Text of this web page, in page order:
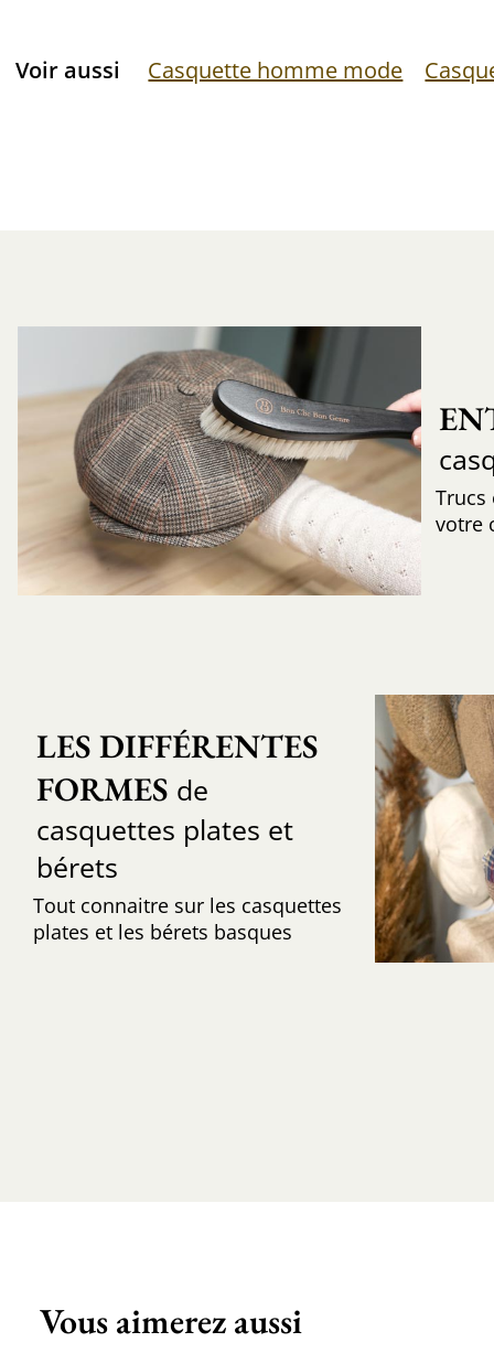
Voir aussi Casquette homme mode
votre
LES DIFFÉRENTES
FORMES de
casquettes plates et
bérets
Tout connaitre sur les casquettes
plates et les bérets basques
Vous aimerez aussi